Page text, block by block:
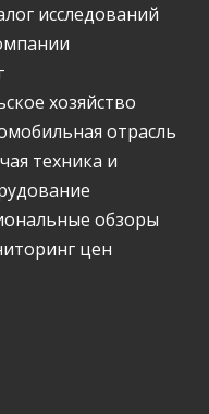
исследований
хозяйство
отрасль
техника и
обзоры
цен